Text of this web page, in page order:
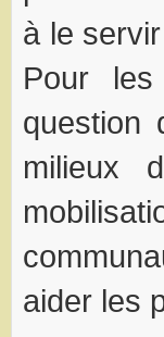
à le
Pour
question
milieux
aider les